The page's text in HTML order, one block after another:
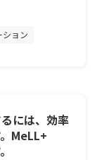
ョン
には、効率
MeLL+